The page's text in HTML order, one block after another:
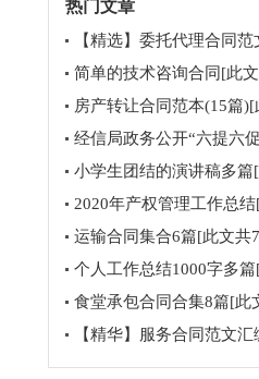
热门文章
【精选】委托代理合同
15866字]
简单的技术咨询合同[此
房产转让合同范本(15篇
经信局政务公开“六提六
结[此文共1288字]
小学生团结的演讲稿多篇
2020年产权管理工作总
运输合同集合6篇[此文共
个人工作总结1000字多
食堂承包合同合集8篇[此
【精华】服务合同范文
10763字]